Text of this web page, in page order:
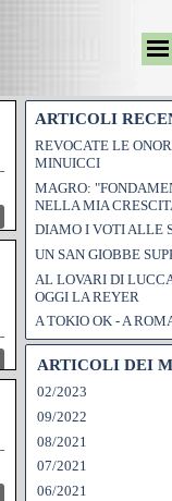
ARTICOLI
REVOCATE LE
MINUICCI
MAGRO:
NELLA MIA
DIAMO I VOTI ALLE
UN SAN GIOBBE
AL LOVARI DI
OGGI LA REYER
A TOKIO OK - A
ARTICOLI DEI
02/2023
09/2022
08/2021
07/2021
06/2021